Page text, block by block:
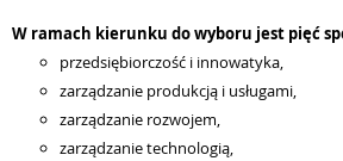
W ramach kierunku do wyboru jest pięć
przedsiębiorczość i innowatyka,
zarządzanie produkcją i usługami,
zarządzanie rozwojem,
zarządzanie technologią,